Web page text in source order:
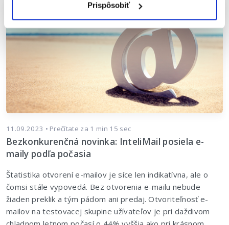
Prispôsobiť
11.09.2023 • Prečítate za 1 min 15 sec
Bezkonkurenčná novinka: InteliMail posiela e-
maily podľa počasia
Štatistika otvorení e-mailov je síce len indikatívna, ale o
čomsi stále vypovedá. Bez otvorenia e-mailu nebude
žiaden preklik a tým pádom ani predaj. Otvoriteľnosť e-
mailov na testovacej skupine užívateľov je pri daždivom